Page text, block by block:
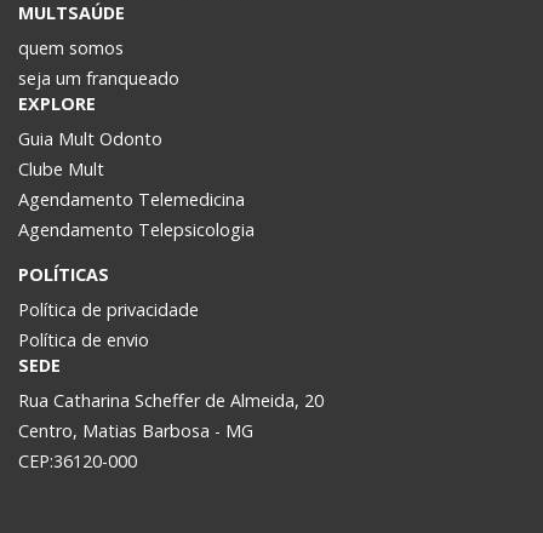
MULTSAÚDE
quem somos
seja um franqueado
EXPLORE
Guia Mult Odonto
Clube Mult
Agendamento Telemedicina
Agendamento Telepsicologia
POLÍTICAS
Política de privacidade
Política de envio
SEDE
Rua Catharina Scheffer de Almeida, 20
Centro, Matias Barbosa - MG
CEP:36120-000